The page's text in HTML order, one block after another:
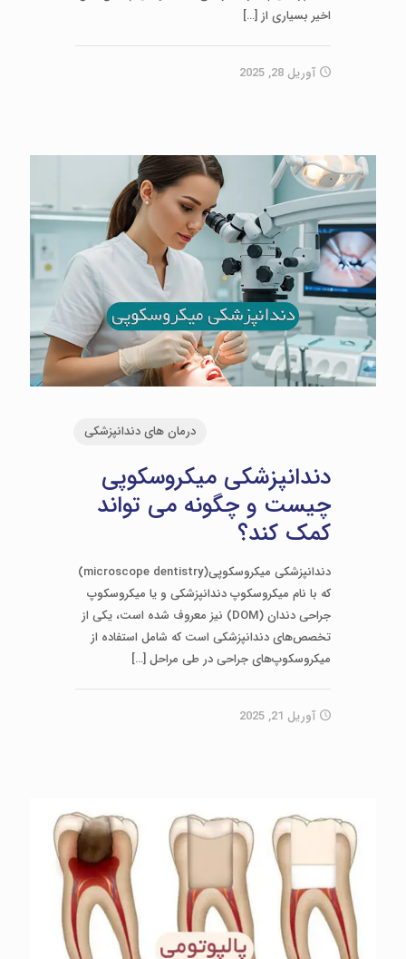
اخیر بسیاری از[…]
آوریل 28, 2025
درمان های دندانپزشکی
دندانپزشکی میکروسکوپی
چیست و چگونه می تواند
کمک کند؟
دندانپزشکی میکروسکوپی(microscope dentistry)
که با نام میکروسکوپ دندانپزشکی و یا میکروسکوپ
جراحی دندان (DOM) نیز معروف شده است، یکی از
تخصص‌های دندانپزشکی است که شامل استفاده از
میکروسکوپ‌های جراحی در طی مراحل […]
آوریل 21, 2025